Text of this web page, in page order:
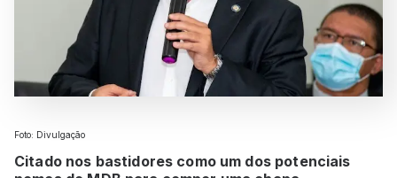
Foto: Divulgação
Citado nos bastidores como um dos potenciais